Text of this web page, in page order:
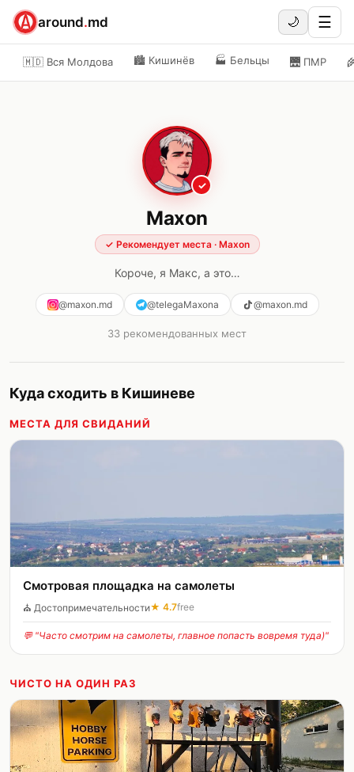
around.md 🌙 ☰
🇲🇩 Вся Молдова 🏙️ Кишинёв 🏭 Бельцы 🌉 ПМР
✓
Maxon
✓ Рекомендует места· Maxon
Короче, я Макс, а это…
@maxon.md @telegaMaxona @maxon.md
33 рекомендованных мест
Куда сходить в Кишиневе
МЕСТА ДЛЯ СВИДАНИЙ
Смотровая площадка нa самолеты
⛪ Достопримечательности★ 4.7free
💬 "Часто смотрим на самолеты, главное попасть вовремя туда)"
ЧИСТО НА ОДИН РАЗ